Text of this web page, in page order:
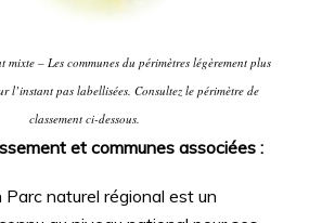
mixte – Les communes du périmètres légèrement plus
l’instant pas labellisées. Consultez le périmètre de
classement ci-dessous.
et communes associées :
Parc naturel régional est un